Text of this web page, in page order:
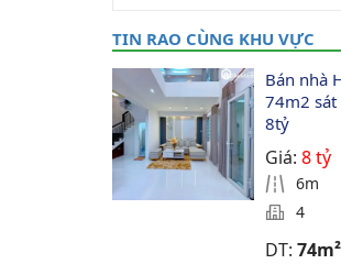
TIN RAO CÙNG KHU VỰC
Bán nhà
74m2 sát
8tỷ
Giá:8 tỷ
6m
4
DT:74m²